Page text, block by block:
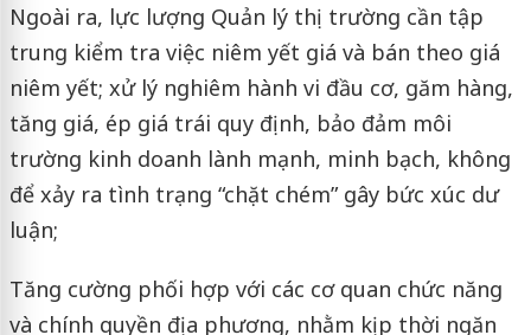
Ngoài ra, lực lượng Quản lý thị trường cần tập
trung kiểm tra việc niêm yết giá và bán theo giá
niêm yết; xử lý nghiêm hành vi đầu cơ, găm hàng,
tăng giá, ép giá trái quy định, bảo đảm môi
trường kinh doanh lành mạnh, minh bạch, không
để xảy ra tình trạng “chặt chém” gây bức xúc dư
luận;
Tăng cường phối hợp với các cơ quan chức năng
và chính quyền địa phương, nhằm kịp thời ngăn